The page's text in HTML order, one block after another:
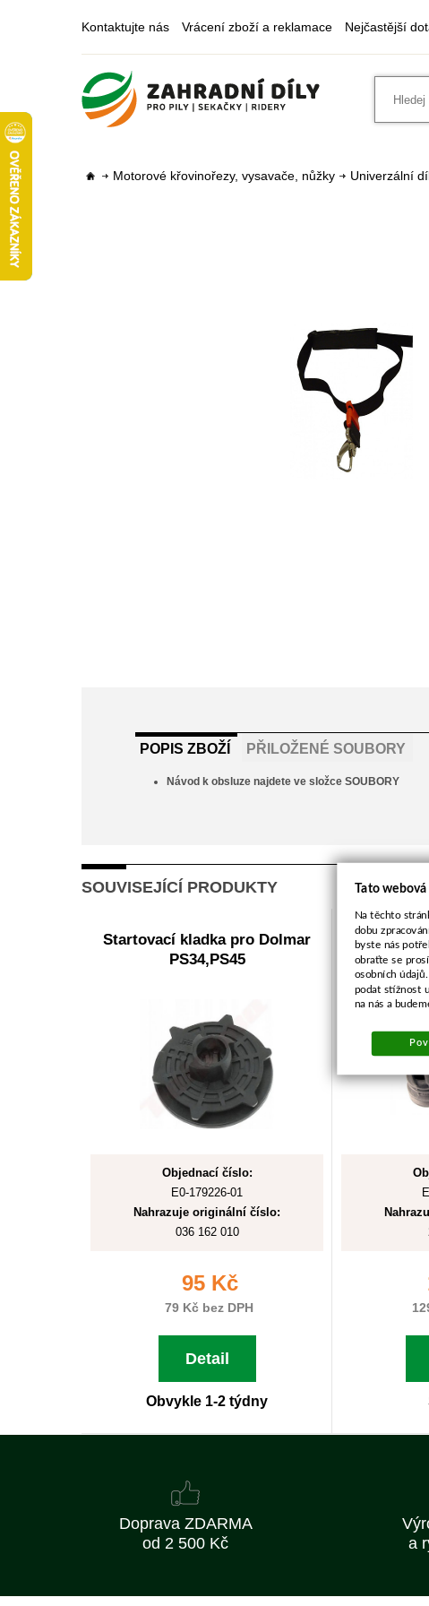
Kontaktujte nás Vrácení zboží a reklamace Nejčastější
Motorové křovinořezy, vysavače, nůžky Univerzální
POPIS ZBOŽÍ PŘILOŽENÉ SOUBORY
Návod k obsluze najdete ve složce SOUBORY
SOUVISEJÍCÍ PRODUKTY
Startovací kladka pro Dolmar
PS34,PS45
Objednací číslo:
E0-179226-01
Nahrazuje originální číslo:
036 162 010
95 Kč
79 Kč bez DPH
Detail
Obvykle 1-2 týdny
Doprava ZDARMA
od 2 500 Kč
a
Tato
Na těchto
dobu
byste nás
obraťte se
osobních
podat stížnost
na nás a